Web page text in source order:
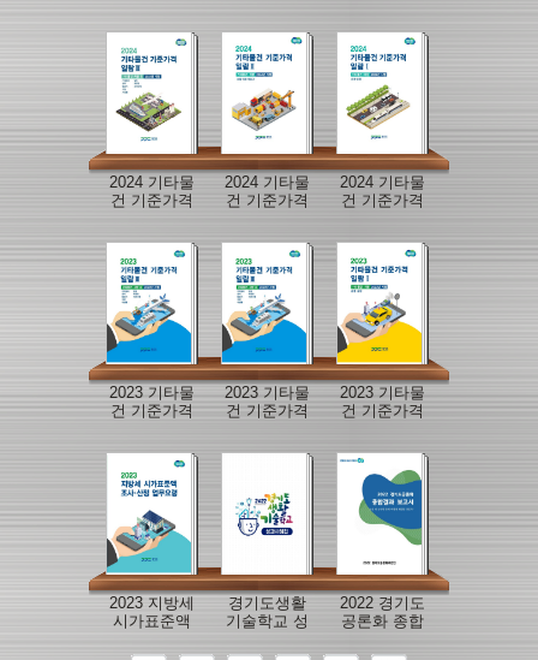
설 복합화 활
성화 방안 연
구
2024 기타물
건 기준가격
2024 기타물
건 기준가격
2024 기타물
건 기준가격
2023 기타물
건 기준가격
2023 기타물
건 기준가격
2023 기타물
건 기준가격
2023 지방세
시가표준액
경기도생활
기술학교 성
2022 경기도
공론화 종합